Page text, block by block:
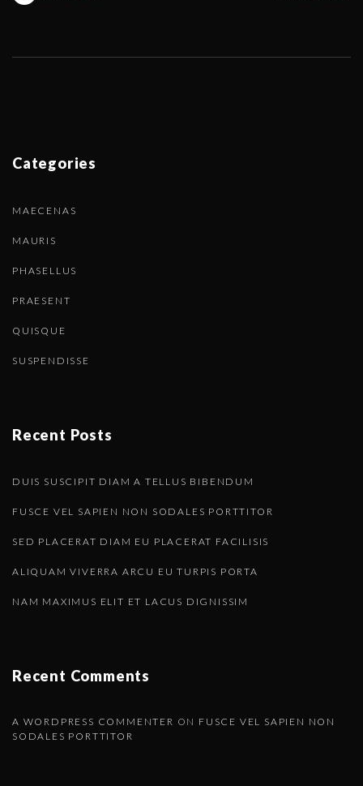
Categories
MAECENAS
MAURIS
PHASELLUS
PRAESENT
QUISQUE
SUSPENDISSE
Recent Posts
DUIS SUSCIPIT DIAM A TELLUS BIBENDUM
FUSCE VEL SAPIEN NON SODALES PORTTITOR
SED PLACERAT DIAM EU PLACERAT FACILISIS
ALIQUAM VIVERRA ARCU EU TURPIS PORTA
NAM MAXIMUS ELIT ET LACUS DIGNISSIM
Recent Comments
A WORDPRESS COMMENTER ON FUSCE VEL SAPIEN NON
SODALES PORTTITOR